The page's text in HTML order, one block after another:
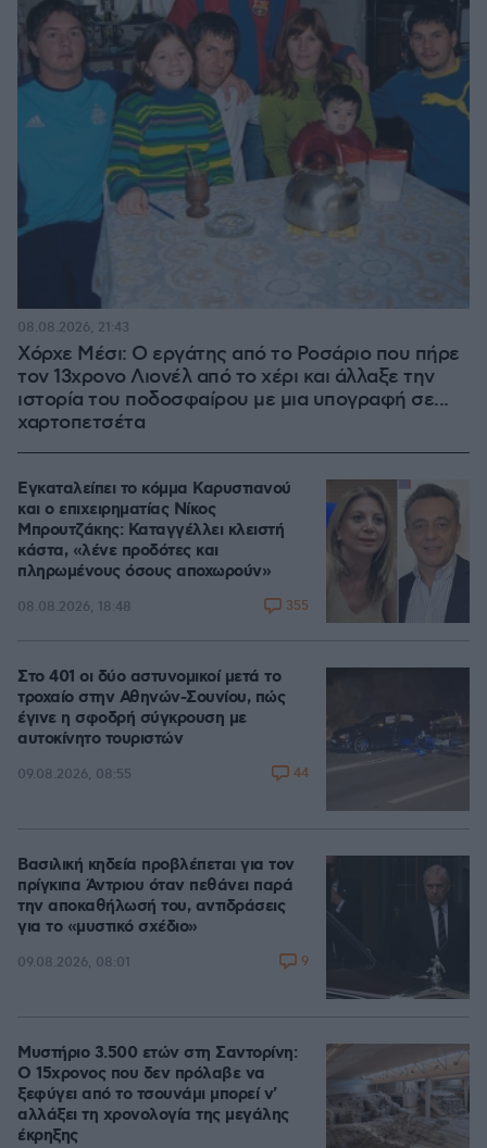
Χόρχε Μέσι: Ο εργάτης από το Ροσάριο που πήρε
τον 13χρονο Λιονέλ από το χέρι και άλλαξε την
ιστορία του ποδοσφαίρου με μια υπογραφή σε...
χαρτοπετσέτα
08.08.2026, 21:43
Εγκαταλείπει το κόμμα Καρυστιανού
και ο επιχειρηματίας Νίκος
Μπρουτζάκης: Καταγγέλλει κλειστή
κάστα, «λένε προδότες και
πληρωμένους όσους αποχωρούν»
08.08.2026, 18:48 355
Στο 401 οι δύο αστυνομικοί μετά το
τροχαίο στην Αθηνών-Σουνίου, πώς
έγινε η σφοδρή σύγκρουση με
αυτοκίνητο τουριστών
09.08.2026, 08:55 44
Βασιλική κηδεία προβλέπεται για τον
πρίγκιπα Άντριου όταν πεθάνει παρά
την αποκαθήλωσή του, αντιδράσεις
για το «μυστικό σχέδιο»
09.08.2026, 08:01 9
Μυστήριο 3.500 ετών στη Σαντορίνη:
Ο 15χρονος που δεν πρόλαβε να
ξεφύγει από το τσουνάμι μπορεί ν'
αλλάξει τη χρονολογία της μεγάλης
έκρηξης